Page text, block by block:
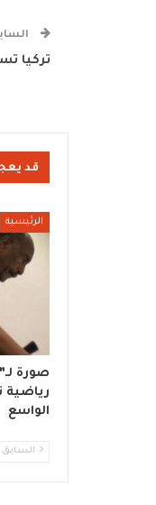
تركيا
قد
الرئيسية
صورة
رياضية
الواسع
السابق